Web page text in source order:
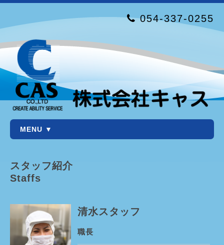
054-337-0255
MENU ▼
スタッフ紹介
Staffs
清水スタッフ
職長